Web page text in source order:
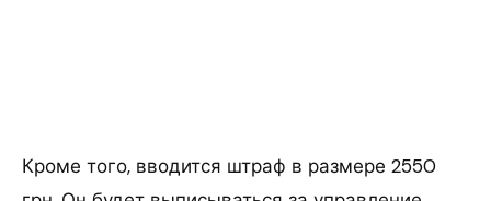
Кроме того, вводится штраф в размере 2550